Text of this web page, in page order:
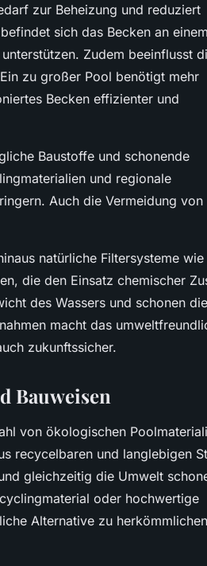
zur Beheizung und reduziert
sich das Becken an einem
Zudem beeinflusst
zu großer Pool benötigt mehr
Becken effizienter und
Baustoffe und schonende
und regionale
Auch die Vermeidung von
natürliche Filtersysteme wie
die den Einsatz chemischer
des Wassers und schonen die
macht das
zukunftssicher.
Bauweisen
von ökologischen
recycelbaren und langlebigen
gleichzeitig die Umwelt
oder hochwertige
Alternative zu herkömmlichen